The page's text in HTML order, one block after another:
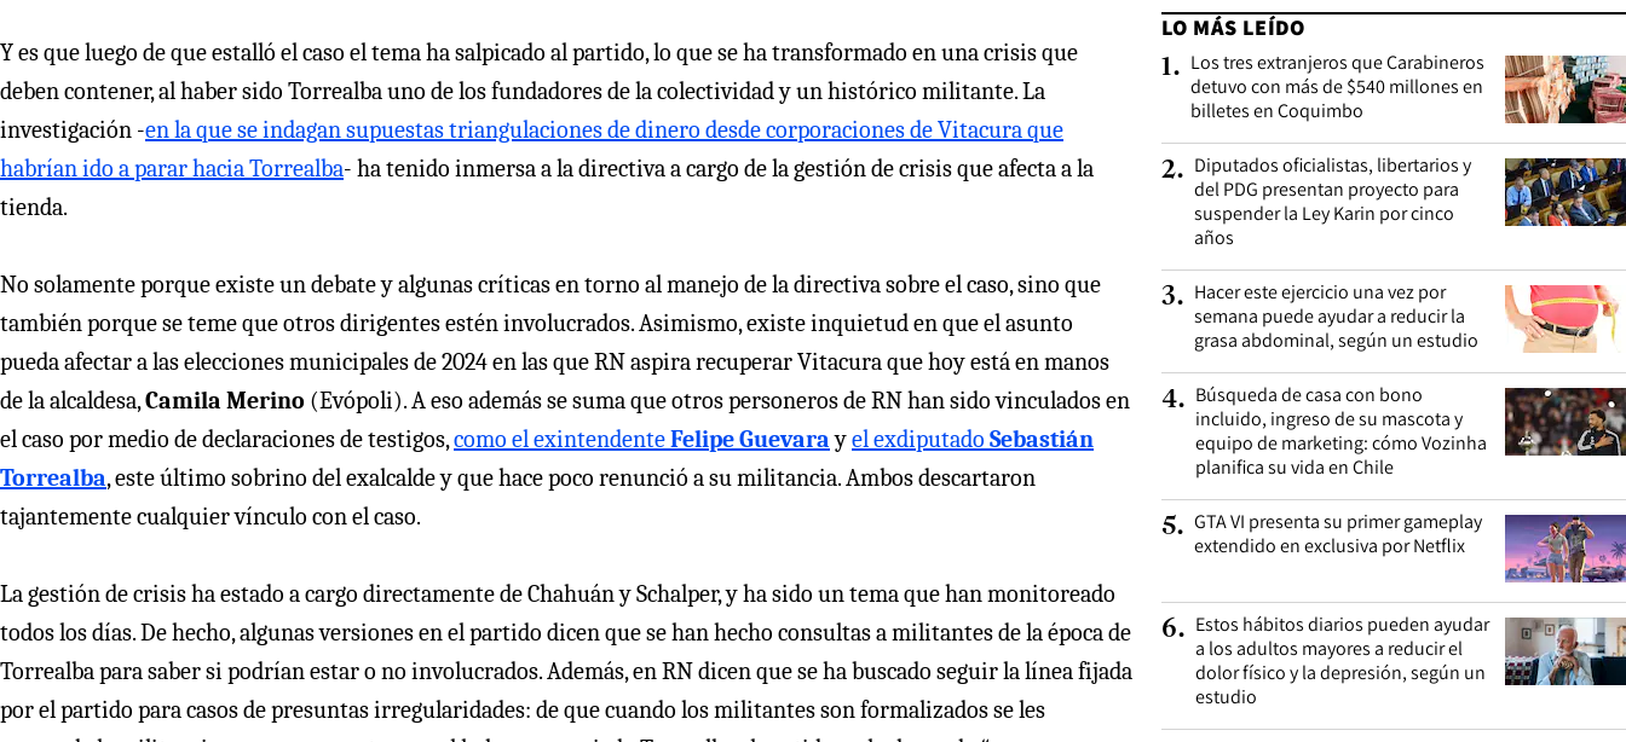
Y es que luego de que estalló el caso el tema ha salpicado al partido, lo que se ha transformado en una crisis que
deben contener, al haber sido Torrealba uno de los fundadores de la colectividad y un histórico militante. La
investigación -en la que se indagan supuestas triangulaciones de dinero desde corporaciones de Vitacura que
habrían ido a parar hacia Torrealba- ha tenido inmersa a la directiva a cargo de la gestión de crisis que afecta a la
tienda.
No solamente porque existe un debate y algunas críticas en torno al manejo de la directiva sobre el caso, sino que
también porque se teme que otros dirigentes estén involucrados. Asimismo, existe inquietud en que el asunto
pueda afectar a las elecciones municipales de 2024 en las que RN aspira recuperar Vitacura que hoy está en manos
de la alcaldesa,Camila Merino (Evópoli). A eso además se suma que otros personeros de RN han sido vinculados en
el caso por medio de declaraciones de testigos,como el exintendenteFelipe Guevarayel exdiputado Sebastián
Torrealba, este último sobrino del exalcalde y que hace poco renunció a su militancia. Ambos descartaron
tajantemente cualquier vínculo con el caso.
La gestión de crisis ha estado a cargo directamente de Chahuán y Schalper, y ha sido un tema que han monitoreado
todos los días. De hecho, algunas versiones en el partido dicen que se han hecho consultas a militantes de la época de
Torrealba para saber si podrían estar o no involucrados. Además, en RN dicen que se ha buscado seguir la línea fijada
por el partido para casos de presuntas irregularidades: de que cuando los militantes son formalizados se les
LO MÁS LEÍDO
1. Los tres extranjeros que Carabineros
detuvo con más de $540 millones en
billetes en Coquimbo
2. Diputados oficialistas, libertarios y
del PDG presentan proyecto para
suspender la Ley Karin por cinco
años
3. Hacer este ejercicio una vez por
semana puede ayudar a reducir la
grasa abdominal, según un estudio
4. Búsqueda de casa con bono
incluido, ingreso de su mascota y
equipo de marketing: cómo Vozinha
planifica su vida en Chile
5. GTA VI presenta su primer gameplay
extendido en exclusiva por Netflix
6. Estos hábitos diarios pueden ayudar
a los adultos mayores a reducir el
dolor físico y la depresión, según un
estudio